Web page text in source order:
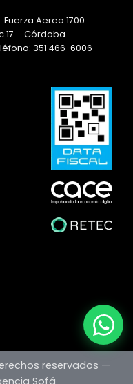
Fuerza Aerea 1700
17 – Córdoba.
351 466-6006
reservados —
Sofá